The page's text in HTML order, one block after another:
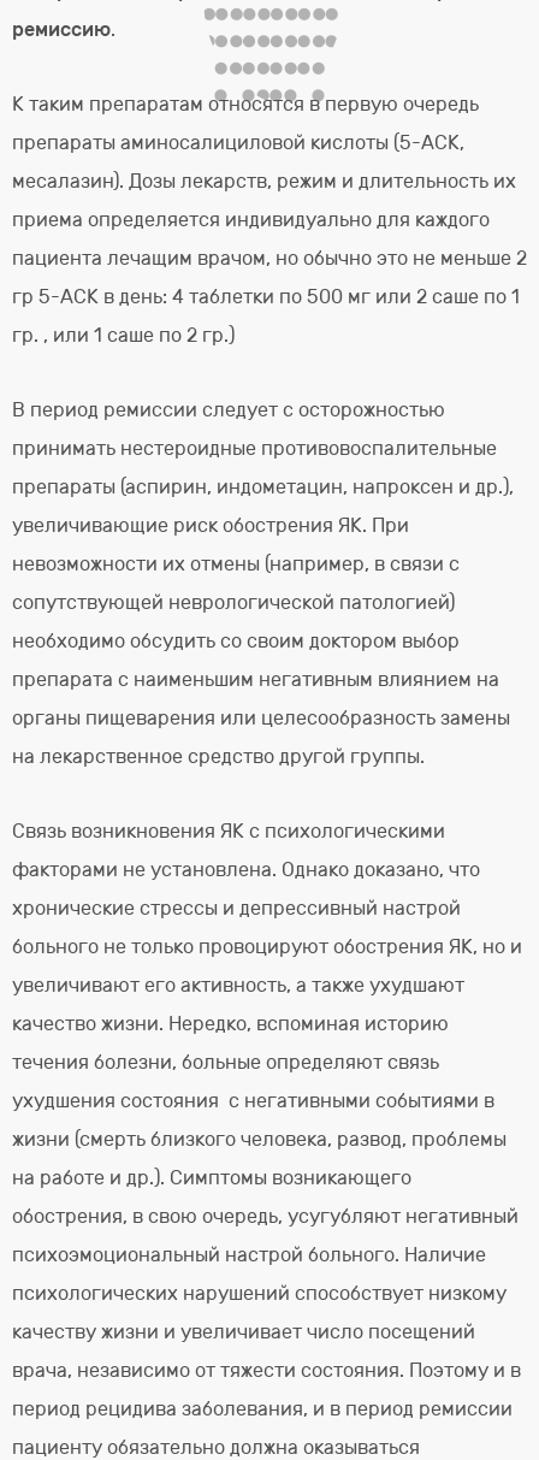
ремиссию.
К таким препаратам относятся в первую очередь
препараты аминосалициловой кислоты (5-АСК,
месалазин). Дозы лекарств, режим и длительность их
приема определяется индивидуально для каждого
пациента лечащим врачом, но обычно это не меньше 2
гр 5-АСК в день: 4 таблетки по 500 мг или 2 саше по 1
гр. , или 1 саше по 2 гр.)
В период ремиссии следует с осторожностью
принимать нестероидные противовоспалительные
препараты (аспирин, индометацин, напроксен и др.),
увеличивающие риск обострения ЯК. При
невозможности их отмены (например, в связи с
сопутствующей неврологической патологией)
необходимо обсудить со своим доктором выбор
препарата с наименьшим негативным влиянием на
органы пищеварения или целесообразность замены
на лекарственное средство другой группы.
Связь возникновения ЯК с психологическими
факторами не установлена. Однако доказано, что
хронические стрессы и депрессивный настрой
больного не только провоцируют обострения ЯК, но и
увеличивают его активность, а также ухудшают
качество жизни. Нередко, вспоминая историю
течения болезни, больные определяют связь
ухудшения состояния с негативными событиями в
жизни (смерть близкого человека, развод, проблемы
на работе и др.). Симптомы возникающего
обострения, в свою очередь, усугубляют негативный
психоэмоциональный настрой больного. Наличие
психологических нарушений способствует низкому
качеству жизни и увеличивает число посещений
врача, независимо от тяжести состояния. Поэтому и в
период рецидива заболевания, и в период ремиссии
пациенту обязательно должна оказываться